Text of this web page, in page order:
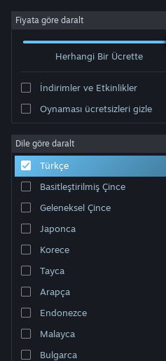
Giriş yap
Hakkında
Destek
Dili değiştir
Steam mobil uygulamasını yükle
Masaüstü internet sitesini
Fiyata göre daralt
Herhangi Bir Ücrette
İndirimler ve Etkinlikler
Oynaması ücretsizleri gizle
Dile göre daralt
Türkçe
Basitleştirilmiş Çince
Geleneksel Çince
Japonca
Korece
Tayca
Arapça
Endonezce
Malayca
Bulgarca
Geliştirici: Purple猫 Studio
Sırala Uygunluk
1 sonuç aramanızla eşleşiyor.
ürün dâhil edilmedi.